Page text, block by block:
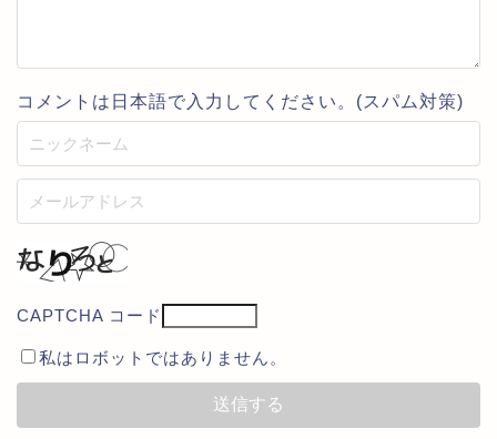
コメントは日本語で入力してください。(スパム対策)
CAPTCHA コード
私はロボットではありません。